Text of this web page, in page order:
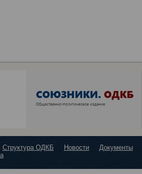
Структура ОДКБ Новости Документы